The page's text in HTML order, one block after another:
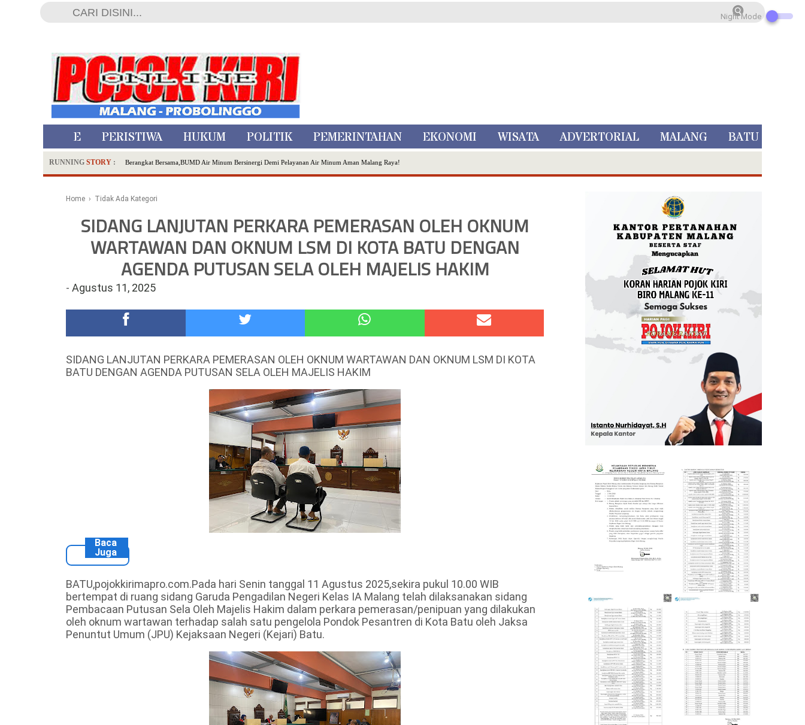
HOME PERISTIWA HUKUM POLITIK PEMERINTAHAN EKONOMI WISATA ADVERTORIAL MALANG BATU
RUNNING STORY : Berangkat Bersama,BUMD Air Minum Bersinergi Demi Pelayanan Air Minum Aman Malang Raya!
Dua Pelaku Pembunuhan Manusia Silver di Probolinggo Ditangkap di Kediri,Satu Buron
Hadirkan Tujuh Sapta Pesona Wisata di Amfiteater, Mikutopia Buka Rekrutmen Karyawan,Berikut Kualifikasinya
RILIS RAPAT PLENO TERBUKA PEMUTAKHIRAN DATA PEMILIH BERKELANJUTAN (PDPB) TRIWULAN II
Tugu Tirta Usung 'Smart Water City' di Indonesia City Expo APEKSI XVIII Medan
Home › Tidak Ada Kategori
SIDANG LANJUTAN PERKARA PEMERASAN OLEH OKNUM
WARTAWAN DAN OKNUM LSM DI KOTA BATU DENGAN
AGENDA PUTUSAN SELA OLEH MAJELIS HAKIM
- Agustus 11, 2025
SIDANG LANJUTAN PERKARA PEMERASAN OLEH OKNUM WARTAWAN DAN OKNUM LSM DI KOTA
BATU DENGAN AGENDA PUTUSAN SELA OLEH MAJELIS HAKIM
Baca
Juga
BATU,pojokkirimapro.com.Pada hari Senin tanggal 11 Agustus 2025,sekira pukul 10.00 WIB
bertempat di ruang sidang Garuda Pengadilan Negeri Kelas IA Malang telah dilaksanakan sidang
Pembacaan Putusan Sela Oleh Majelis Hakim dalam perkara pemerasan/penipuan yang dilakukan
oleh oknum wartawan terhadap salah satu pengelola Pondok Pesantren di Kota Batu oleh Jaksa
Penuntut Umum (JPU) Kejaksaan Negeri (Kejari) Batu.
Night Mode